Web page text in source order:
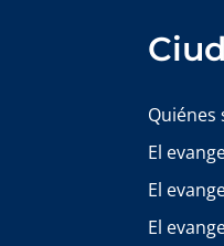
Quiénes
El
El
El